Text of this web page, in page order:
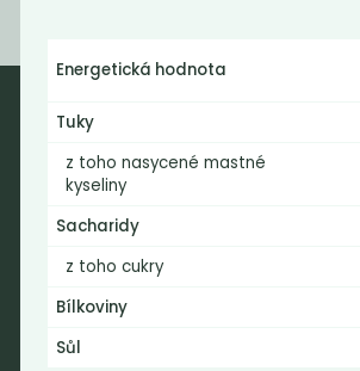
Nebaleno
Nebaleno s.r.o.
Bezobalové vegan potraviny
drogerie a minikavárna
Jaromírova 495/16
Praha 2 - Nusle
128 00
Energetická hodnota
Tuky
z toho nasycené mastné
kyseliny
Sacharidy
z toho cukry
Bílkoviny
Sůl